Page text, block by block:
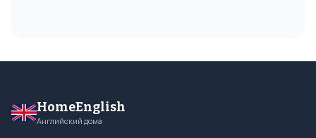
HomeEnglish
Английский дома